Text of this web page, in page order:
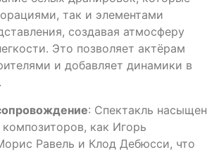
так и элементами
создавая атмосферу
Это позволяет актёрам
и добавляет динамики в
: Спектакль насыщен
как Игорь
Равель и Клод Дебюсси, что